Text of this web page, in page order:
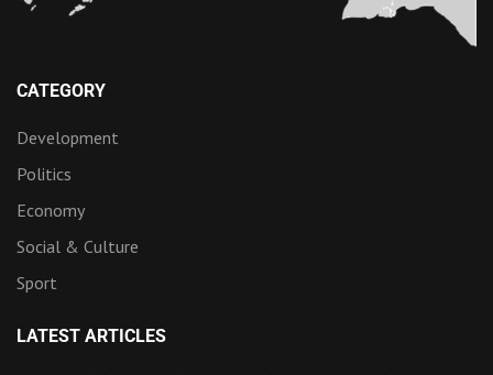
CATEGORY
Development
Politics
Economy
Social & Culture
Sport
LATEST ARTICLES